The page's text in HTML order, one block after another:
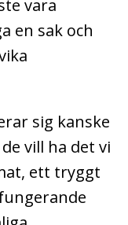
vara
en sak och
sig kanske
vill ha det vi
ett tryggt